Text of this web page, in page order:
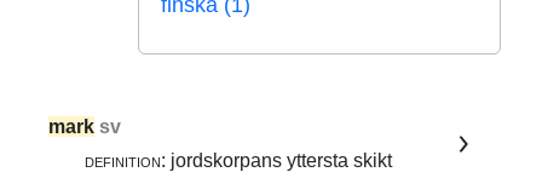
finska (1)
mark sv
definition: jordskorpans yttersta skikt